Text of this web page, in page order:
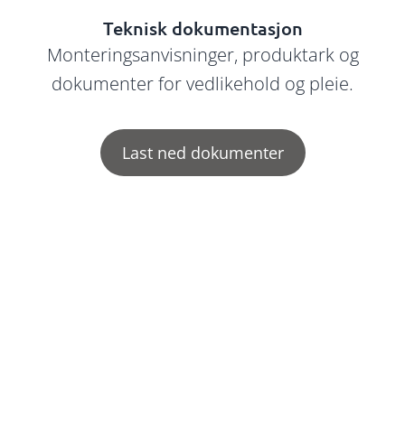
Teknisk dokumentasjon
Monteringsanvisninger, produktark og
dokumenter for vedlikehold og pleie.
Last ned dokumenter